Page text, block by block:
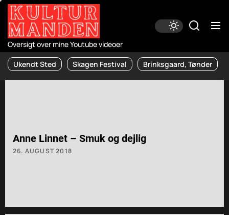
Skip
the
content
Oversigt over mine Youtube videoer
Ukendt Sted Skagen Festival Brinksgaard, Tønder
Anne Linnet – Smuk og dejlig
26. AUGUST 2018